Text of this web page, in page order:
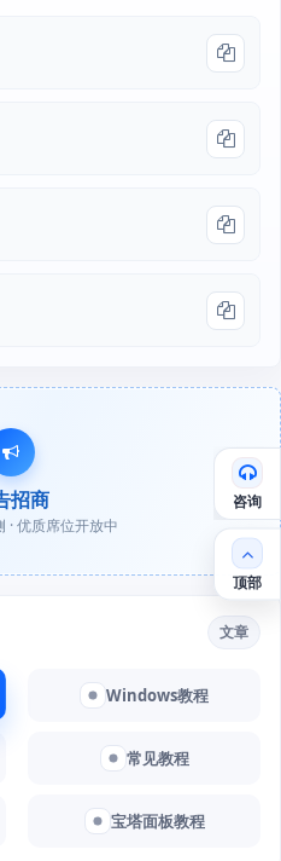
招商
· 优质席位开放中
文章
Windows教程
常见教程
宝塔面板教程
咨询
顶部